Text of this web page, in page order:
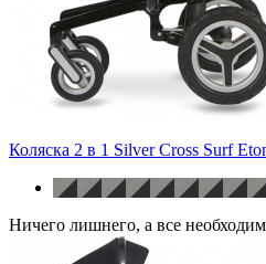
Коляска 2 в 1 Silver Cross Surf
Ничего лишнего, а все